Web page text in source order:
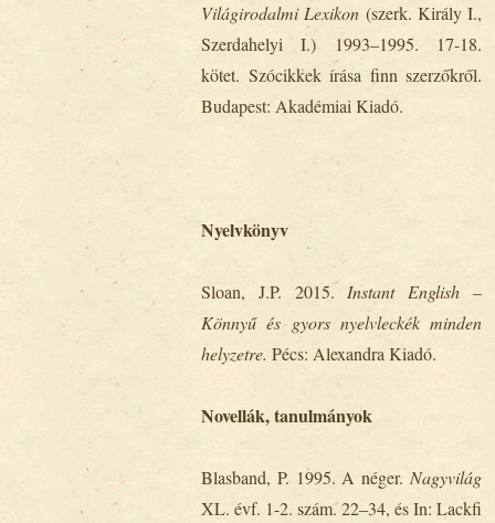
Világirodalmi Lexikon (szerk. Király I.,
Szerdahelyi I.) 1993–1995. 17-18.
kötet. Szócikkek írása finn szerzőkről.
Budapest: Akadémiai Kiadó.
Nyelvkönyv
Sloan, J.P. 2015. Instant English –
Könnyű és gyors nyelvleckék minden
helyzetre. Pécs: Alexandra Kiadó.
Novellák, tanulmányok
Blasband, P. 1995. A néger. Nagyvilág
XL. évf. 1-2. szám. 22‒34, és In: Lackfi